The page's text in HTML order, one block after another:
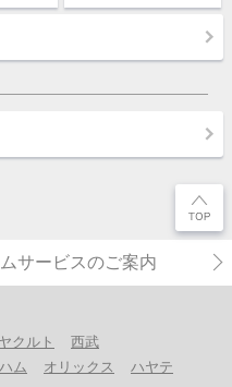
サービスのご案内
ヤクルト
西武
ム オリックス
ハヤテ